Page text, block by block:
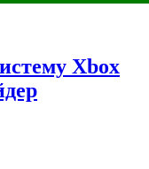
Xbox